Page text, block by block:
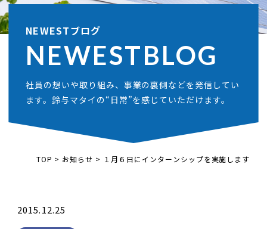
NEWESTブログ
NEWESTBLOG
社員の想いや取り組み、事業の裏側などを発信してい
ます。鈴与マタイの“日常”を感じていただけます。
TOP > お知らせ > １月６日にインターンシップを実施します
2015.12.25